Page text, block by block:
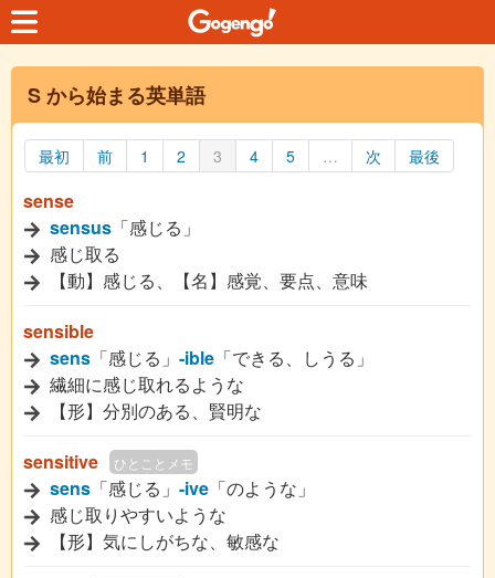
S から始まる英単語
最初 前 1 2 3 4 5 … 次 最後
sense
sensus 「感じる」
感じ取る
【動】感じる、【名】感覚、要点、意味
sensible
sens 「感じる」 -ible 「できる、しうる」
繊細に感じ取れるような
【形】分別のある、賢明な
sensitive
ひとことメモ
sens 「感じる」 -ive 「のような」
感じ取りやすいような
【形】気にしがちな、敏感な